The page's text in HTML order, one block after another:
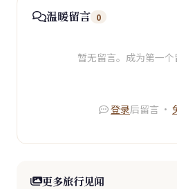
温暖留言 0
暂无留言。成为第一个
登录后留言 ·
更多旅行见闻